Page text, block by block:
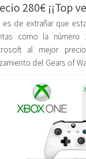
280€ ¡¡Top
es de extrañar que
como la
al mejor
del Gears of